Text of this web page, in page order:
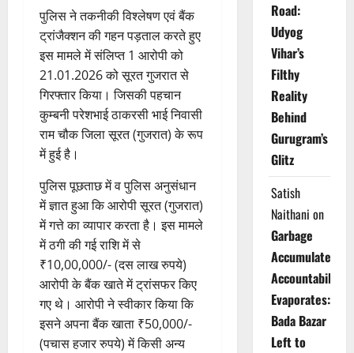
पुलिस ने तकनीकी विश्लेषण एवं बैंक
ट्रांजैक्शन की गहन पड़ताल करते हुए
इस मामले में संलिप्त 1 आरोपी को
21.01.2026 को सूरत गुजरात से
गिरफ्तार किया। जिसकी पहचान
कुम्बनी परेशभाई ठाकरसी भाई निवासी
राम चौक जिला सूरत (गुजरात) के रूप
में हुई है।
पुलिस पूछताछ में व पुलिस अनुसंधान
में ज्ञात हुआ कि आरोपी सूरत (गुजरात)
में गत्ते का व्यापार करता है। इस मामले
में ठगी की गई राशि में से
₹10,00,000/- (दस लाख रुपये)
आरोपी के बैंक खाते में ट्रांसफर किए
गए थे। आरोपी ने स्वीकार किया कि
इसने अपना बैंक खाता ₹50,000/-
(पचास हजार रुपये) में किसी अन्य
Road:
Udyog
Vihar’s
Filthy
Reality
Behind
Gurugram’s
Glitz
Satish
Naithani on
Garbage
Accumulates,
Accountability
Evaporates:
Bada Bazar
Left to